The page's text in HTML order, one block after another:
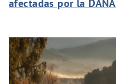
afectadas por la DANA